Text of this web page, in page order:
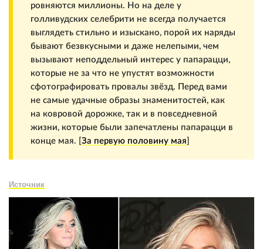
ровняются миллионы. Но на деле у
голливудских селебрити не всегда получается
выглядеть стильно и изыскано, порой их наряды
бывают безвкусными и даже нелепыми, чем
вызывают неподдельный интерес у папарацци,
которые не за что не упустят возможности
сфотографировать провалы звёзд. Перед вами
не самые удачные образы знаменитостей, как
на ковровой дорожке, так и в повседневной
жизни, которые были запечатлены папарацци в
конце мая. [За первую половину мая]
Источник